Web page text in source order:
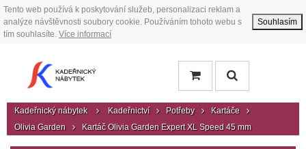
Tento web používá k poskytování služeb, personalizaci reklam a
analýze návštěvnosti soubory cookie. Používáním tohoto webu s
tím souhlasíte. Více informací
Souhlasím
Kadeřnický nábytek Kadeřnictví Potřeby
Kartáče
Olivia Garden
Kartáč Olivia Garden Expert XL Speed 45 mm